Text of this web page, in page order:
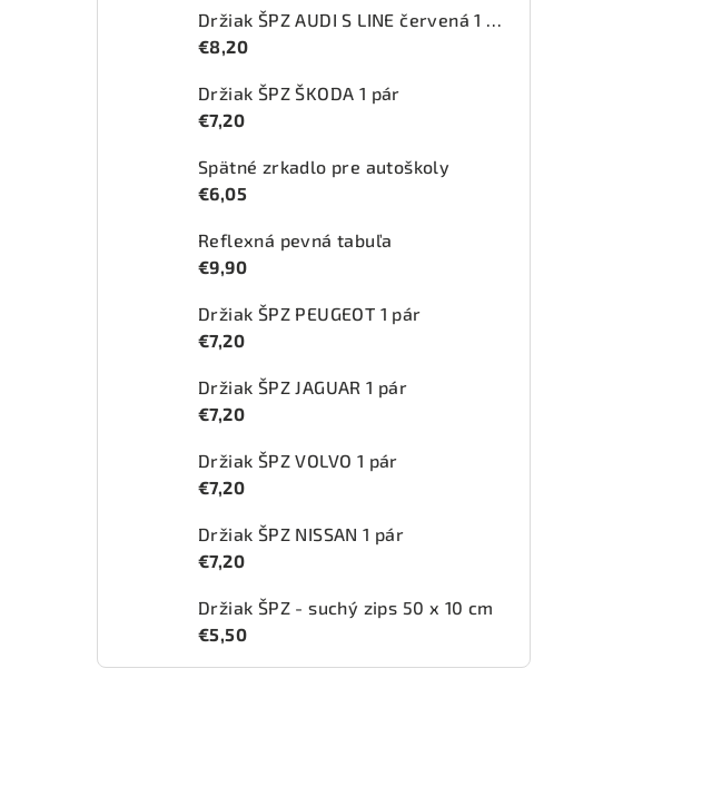
Držiak ŠPZ AUDI S LINE červená 1 pár
€8,20
Držiak ŠPZ ŠKODA 1 pár
€7,20
Spätné zrkadlo pre autoškoly
€6,05
Reflexná pevná tabuľa
€9,90
Držiak ŠPZ PEUGEOT 1 pár
€7,20
Držiak ŠPZ JAGUAR 1 pár
€7,20
Držiak ŠPZ VOLVO 1 pár
€7,20
Držiak ŠPZ NISSAN 1 pár
€7,20
Držiak ŠPZ - suchý zips 50 x 10 cm
€5,50